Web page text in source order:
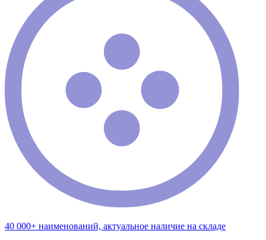
40 000+ наименований, актуальное наличие на складе